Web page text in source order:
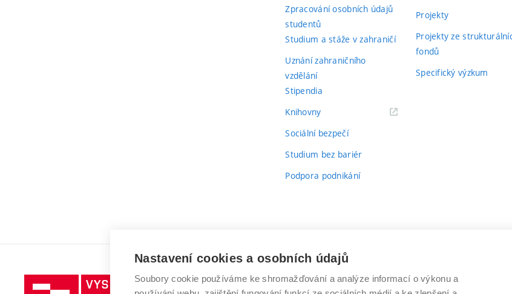
Zpracování osobních údajů
studentů
Studium a stáže v zahraničí
Uznání zahraničního
vzdělání
Stipendia
Knihovny(externí
Sociální bezpečí
Studium bez bariér
Podpora podnikání
Projekty
Projekty ze
fondů
Specifický výzkum
Vysoké
VYSOKÉ UČENÍ TECHNICKÉ V BRNĚ
Nastavení cookies a osobních údajů
Soubory cookie používáme ke shromažďování a analýze informací o výkonu a